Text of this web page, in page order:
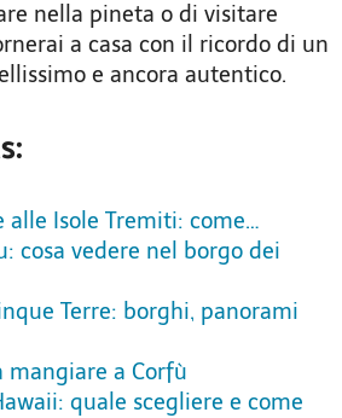
nella pineta o di visitare
a casa con il ricordo di un
e ancora autentico.
alle Isole Tremiti: come…
cosa vedere nel borgo dei
Terre: borghi, panorami
mangiare a Corfù
quale scegliere e come